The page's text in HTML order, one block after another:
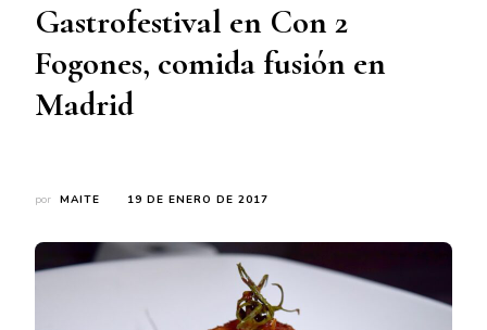
Gastrofestival en Con 2
Fogones, comida fusión en
Madrid
por MAITE 19 DE ENERO DE 2017